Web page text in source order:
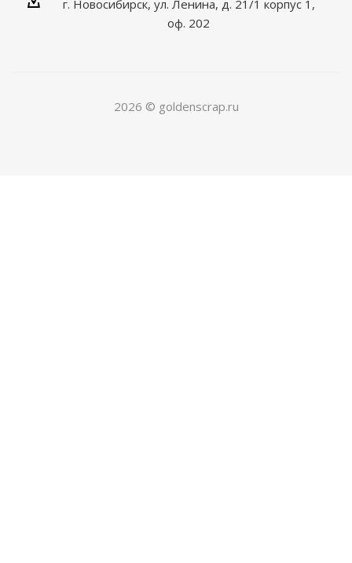
г. Новосибирск, ул. Ленина, д. 21/1 корпус 1,
оф. 202
2026 © goldenscrap.ru